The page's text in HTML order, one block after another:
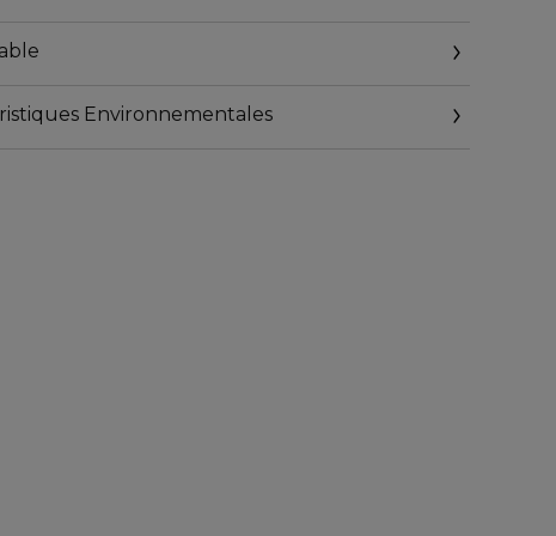
Environnementales